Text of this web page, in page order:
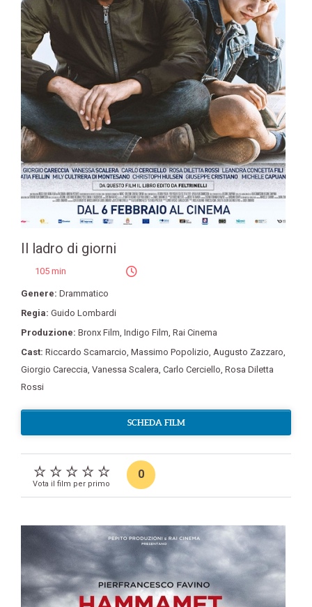
Il ladro di giorni
105 min
Genere: Drammatico
Regia: Guido Lombardi
Produzione: Bronx Film, Indigo Film, Rai Cinema
Cast: Riccardo Scamarcio, Massimo Popolizio, Augusto Zazzaro,
Giorgio Careccia, Vanessa Scalera, Carlo Cerciello, Rosa Diletta
Rossi
SCHEDA FILM
Vota il film per primo
0